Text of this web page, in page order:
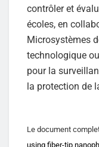
contrôler et
écoles, en
Microsystèmes
technologique
pour la
la protection de
Le document
using fiber-tip